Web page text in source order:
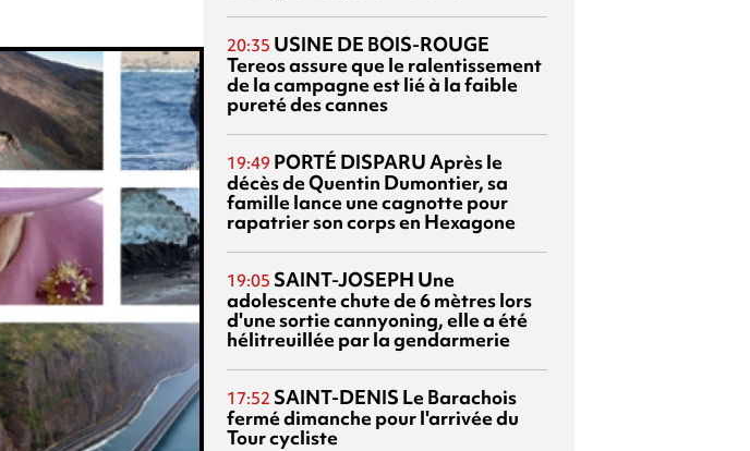
20:35 USINE DE BOIS-ROUGE
Tereos assure que le ralentissement
de la campagne est lié à la faible
pureté des cannes
19:49 PORTÉ DISPARUAprès le
décès de Quentin Dumontier, sa
famille lance une cagnotte pour
rapatrier son corps en Hexagone
19:05 SAINT-JOSEPH Une
adolescente chute de 6 mètres lors
d'une sortie cannyoning, elle a été
hélitreuillée par la gendarmerie
17:52 SAINT-DENIS Le Barachois
fermé dimanche pour l'arrivée du
Tour cycliste